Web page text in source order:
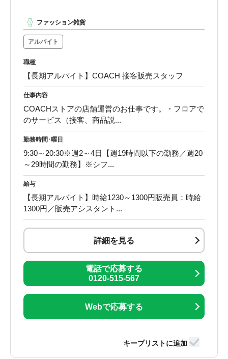
ファッション雑貨
アルバイト
職種
【長期アルバイト】COACH 接客販売スタッフ
仕事内容
COACHストアの店舗運営のお仕事です。・フロアで
のサービス（接客、商品説...
勤務時間･曜日
9:30～20:30※週2～4日【週19時間以下の勤務／週20
～29時間の勤務】※シフ...
給与
【長期アルバイト】時給1230～1300円販売員：時給
1300円／販売アシスタント...
詳細を見る
電話で応募する
0120-515-567
Webで応募する